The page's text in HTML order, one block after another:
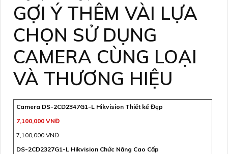
GỢI Ý THÊM VÀI LỰA
CHỌN SỬ DỤNG
CAMERA CÙNG LOẠI
VÀ THƯƠNG HIỆU
Camera DS-2CD2347G1-L Hikvision Thiết kế Đẹp
7,100,000 VNĐ
7,100,000 VNĐ
DS-2CD2327G1-L Hikvision Chức Năng Cao Cấp